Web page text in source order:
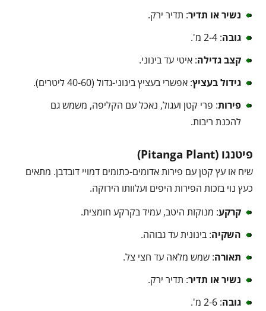
נשיר או תדיר: תדיר ירק.
גובה: 2-4 מ'.
קצב גדילה: איטי עד בינוני.
גידול בעציץ: אפשרי בעציץ בינוני-גדול (40-60 ליטרים).
פירות: פרי קטן ועגול, נאכל עם הקליפה, משמש גם
להכנת ריבות.
פיטנגו (Pitanga Plant)
שיח או עץ קטן עם פירות אדומים-כתומים דמויי דובדבן. מתאים
כעץ נוי בזכות הפירות היפים ועלוותו הירוקה.
קרקע: מנוקזת היטב, עמיד בקרקע חומצית.
השקיה: בינונית עד גבוהה.
תאורה: שמש מלאה עד חצי צל.
נשיר או תדיר: תדיר ירק.
גובה: 2-6 מ'.